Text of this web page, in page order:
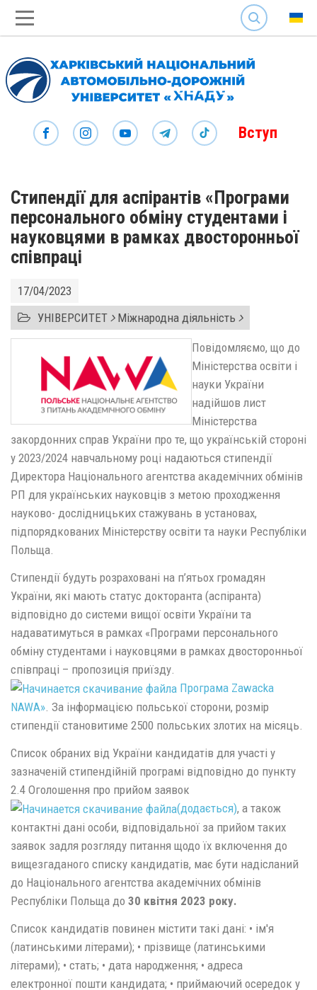
SEARCH
Вступ
Стипендії для аспірантів «Програми
персонального обміну студентами і
науковцями в рамках двосторонньої
співпраці
17/04/2023
УНІВЕРСИТЕТ Міжнародна діяльність
Повідомляємо, що до
Міністерства освіти і
науки України
надійшов лист
Міністерства
закордонних справ України про те, що українській стороні
у 2023/2024 навчальному році надаються стипендії
Директора Національного агентства академічних обмінів
РП для українських науковців з метою проходження
науково- дослідницьких стажувань в установах,
підпорядкованих Міністерству освіти та науки Республіки
Польща.
Стипендії будуть розраховані на п’ятьох громадян
України, які мають статус докторанта (аспіранта)
відповідно до системи вищої освіти України та
надаватимуться в рамках «Програми персонального
обміну студентами і науковцями в рамках двосторонньої
співпраці – пропозиція приїзду.
Програма Zawacka
NAWA». За інформацією польської сторони, розмір
стипендії становитиме 2500 польських злотих на місяць.
Список обраних від України кандидатів для участі у
зазначеній стипендійній програмі відповідно до пункту
2.4 Оголошення про прийом заявок
(додається), а також
контактні дані особи, відповідальної за прийом таких
заявок задля розгляду питання щодо їх включення до
вищезгаданого списку кандидатів, має бути надісланий
до Національного агентства академічних обмінів
Республіки Польща до 30 квітня 2023 року.
Список кандидатів повинен містити такі дані: • ім'я
(латинськими літерами); • прізвище (латинськими
літерами); • стать; • дата народження; • адреса
електронної пошти кандидата; • приймаючий осередок у